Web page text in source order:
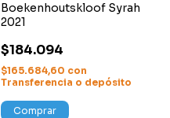
Boekenhoutskloof Syrah
2021
$184.094
$165.684,60 con
Transferencia o depósito
Comprar